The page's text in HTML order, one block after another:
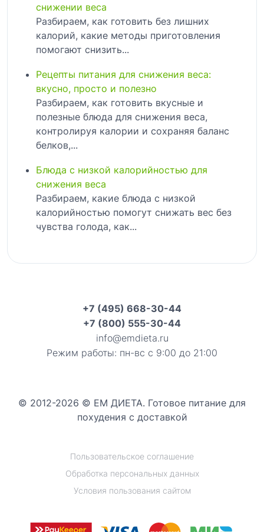
снижении веса
Разбираем, как готовить без лишних
калорий, какие методы приготовления
помогают снизить...
Рецепты питания для снижения веса:
вкусно, просто и полезно
Разбираем, как готовить вкусные и
полезные блюда для снижения веса,
контролируя калории и сохраняя баланс
белков,...
Блюда с низкой калорийностью для
снижения веса
Разбираем, какие блюда с низкой
калорийностью помогут снижать вес без
чувства голода, как...
+7 (495) 668-30-44
+7 (800) 555-30-44
info@emdieta.ru
Режим работы: пн-вс с 9:00 до 21:00
© 2012-2026 © ЕМ ДИЕТА. Готовое питание для
похудения с доставкой
Пользовательское соглашение
Обработка персональных данных
Условия пользования сайтом